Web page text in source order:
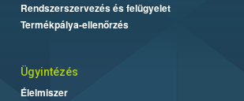
Rendszerszervezés és felügyelet
Termékpálya-ellenőrzés
Ügyintézés
Élelmiszer